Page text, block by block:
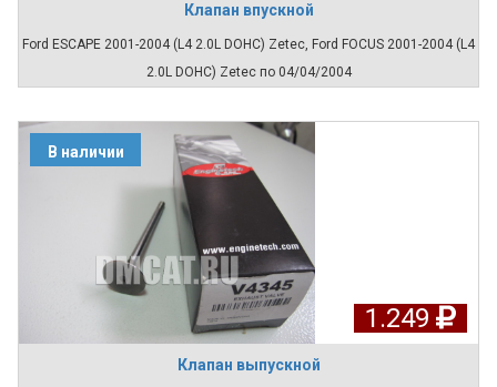
Клапан впускной
Ford ESCAPE 2001-2004 (L4 2.0L DOHC) Zetec, Ford FOCUS 2001-2004 (L4
2.0L DOHC) Zetec по 04/04/2004
В наличии
1.249
Клапан выпускной